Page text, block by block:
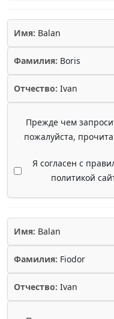
Имя: Balan
Фамилия: Boris
Отчество: Ivan
Прежде чем
пожалуйста,
Я согласен с
политикой
Имя: Balan
Фамилия: Fiodor
Отчество: Ivan